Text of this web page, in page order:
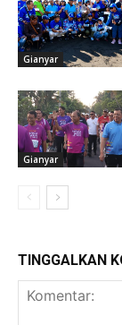
Gianyar
Gianyar
TINGGALKAN